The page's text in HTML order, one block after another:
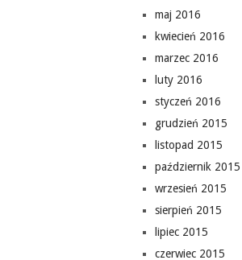
maj 2016
kwiecień 2016
marzec 2016
luty 2016
styczeń 2016
grudzień 2015
listopad 2015
październik 2015
wrzesień 2015
sierpień 2015
lipiec 2015
czerwiec 2015